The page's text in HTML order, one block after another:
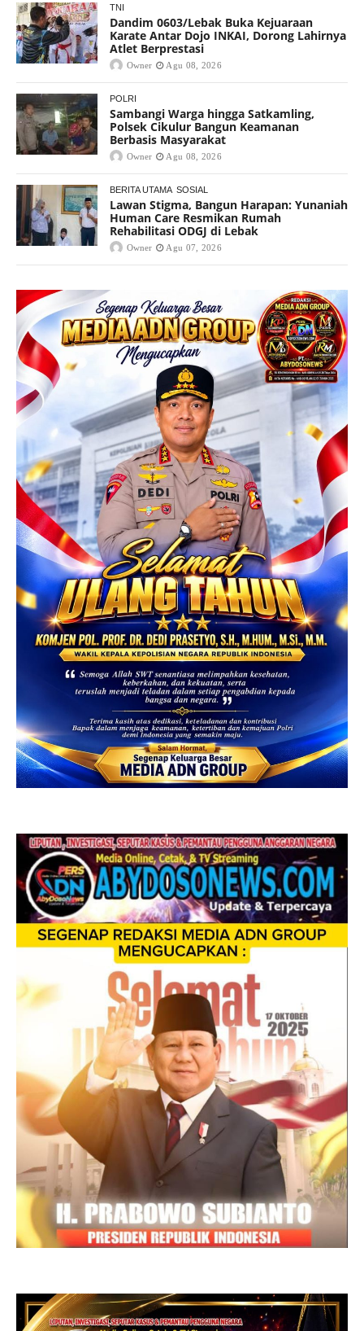
TNI
Dandim 0603/Lebak Buka Kejuaraan
Karate Antar Dojo INKAI, Dorong Lahirnya
Atlet Berprestasi
Owner Agu 08, 2026
POLRI
Sambangi Warga hingga Satkamling,
Polsek Cikulur Bangun Keamanan
Berbasis Masyarakat
Owner Agu 08, 2026
BERITA UTAMA SOSIAL
Lawan Stigma, Bangun Harapan: Yunaniah
Human Care Resmikan Rumah
Rehabilitasi ODGJ di Lebak
Owner Agu 07, 2026